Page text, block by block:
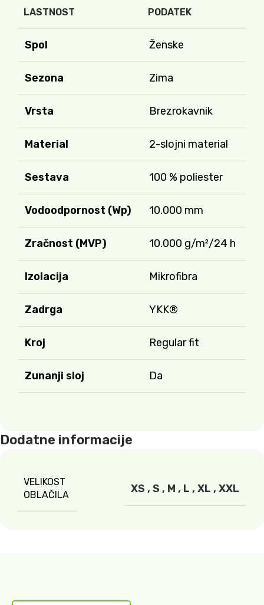
LASTNOST PODATEK
Spol Ženske
Sezona Zima
Vrsta Brezrokavnik
Material 2-slojni material
Sestava 100 % poliester
Vodoodpornost (Wp) 10.000 mm
Zračnost (MVP) 10.000 g/m²/24 h
Izolacija Mikrofibra
Zadrga YKK®
Kroj Regular fit
Zunanji sloj Da
Dodatne informacije
VELIKOST
OBLAČILA
XS , S , M , L , XL , XXL